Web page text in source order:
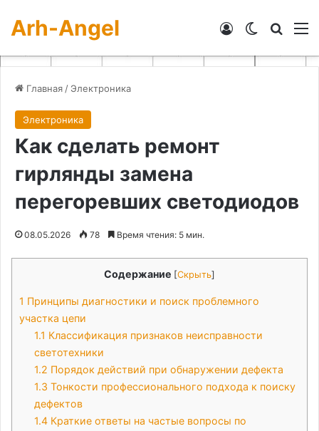
Arh-Angel Switch skin
Войти
Главная / Электроника
Электроника
Как сделать ремонт
гирлянды замена
перегоревших светодиодов
08.05.2026 78 Время чтения: 5 мин.
Содержание [Скрыть]
1 Принципы диагностики и поиск проблемного
участка цепи
1.1 Классификация признаков неисправности
светотехники
1.2 Порядок действий при обнаружении дефекта
1.3 Тонкости профессионального подхода к поиску
дефектов
1.4 Краткие ответы на частые вопросы по